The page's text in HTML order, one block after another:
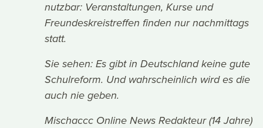
nutzbar: Veranstaltungen, Kurse und
Freundeskreistreffen finden nur nachmittags
statt.
Sie sehen: Es gibt in Deutschland keine gute
Schulreform. Und wahrscheinlich wird es die
auch nie geben.
Mischaccc Online News Redakteur (14 Jahre)